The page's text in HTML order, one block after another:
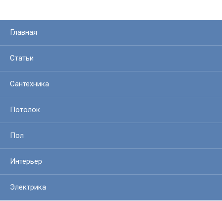
Главная
Статьи
Сантехника
Потолок
Пол
Интерьер
Электрика